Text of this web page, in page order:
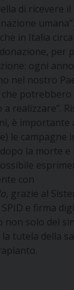
di ricevere
umana”.
in Italia
per
ogni
nel nostro
a realizzare”.
è importante
le campagne
la morte e
con
, grazie al
e firma
non solo del
tutela della